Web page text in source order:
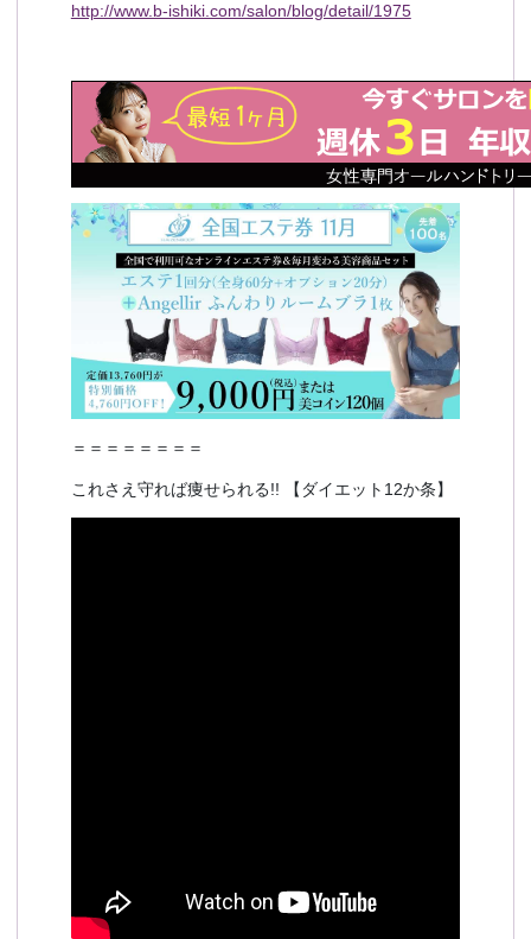
http://www.b-ishiki.com/salon/blog/detail/1975
＝＝＝＝＝＝＝＝
これさえ守れば痩せられる!! 【ダイエット12か条】